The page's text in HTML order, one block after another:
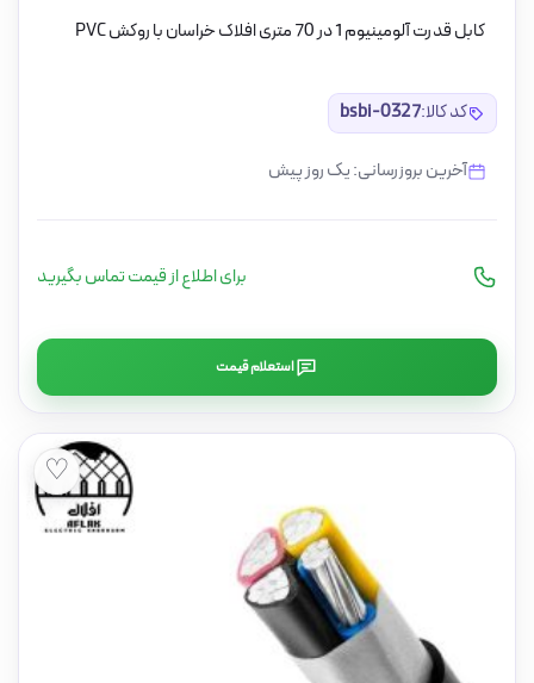
کابل قدرت آلومینیوم 1 در 70 متری افلاک خراسان با روکش PVC
کد کالا:bsbi-0327
آخرین بروزرسانی: یک روز پیش
برای اطلاع از قیمت تماس بگیرید
استعلام قیمت
♡